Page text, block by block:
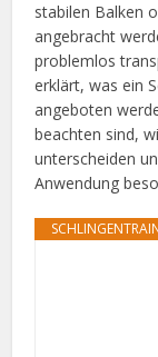
stabilen Balken
angebracht
problemlos
erklärt, was ein
angeboten
beachten sind,
unterscheiden
Anwendung